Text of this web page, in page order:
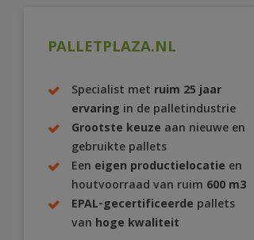
PALLETPLAZA.NL
Specialist met ruim 25 jaar
ervaring in de palletindustrie
Grootste keuze aan nieuwe en
gebruikte pallets
Een eigen productielocatie en
houtvoorraad van ruim 600 m3
EPAL-gecertificeerde pallets
van hoge kwaliteit